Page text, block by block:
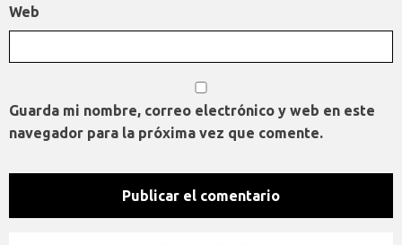
Web
Guarda mi nombre, correo electrónico y web en este
navegador para la próxima vez que comente.